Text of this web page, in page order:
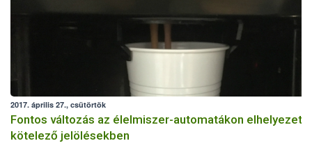
2017. április 27., csütörtök
Fontos változás az élelmiszer-automatákon elhelyezett
kötelező jelölésekben